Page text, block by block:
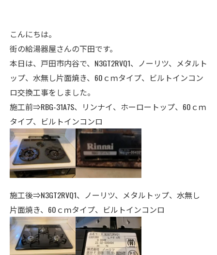
こんにちは。
街の給湯器屋さんの下田です。
本日は、戸田市内谷で、N3GT2RVQ1、ノーリツ、メタルト
ップ、 水無し片面焼き、 60ｃｍタイプ、ビルトインコン
ロ交換工事をしました。
施工前⇒RBG-31A7S、リンナイ、ホーロートップ、60ｃｍ
タイプ、ビルトインコンロ
施工後⇒N3GT2RVQ1、ノーリツ、 メタルトップ、 水無し
片面焼き、 60ｃｍタイプ、ビルトインコンロ